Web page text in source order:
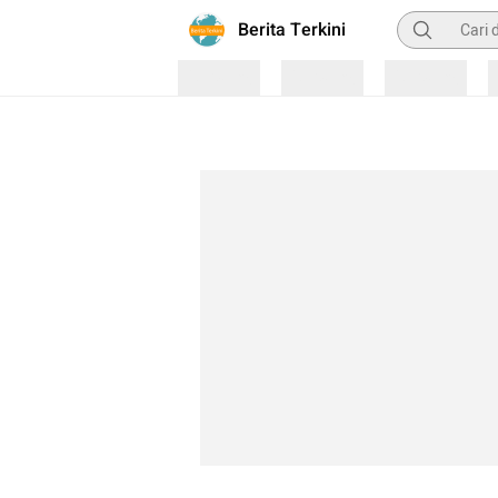
Berita Terkini Pencarian